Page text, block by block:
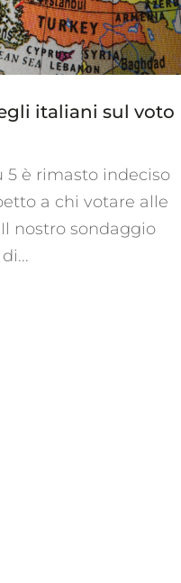
italiani sul voto
5 è rimasto indeciso
a chi votare alle
nostro sondaggio